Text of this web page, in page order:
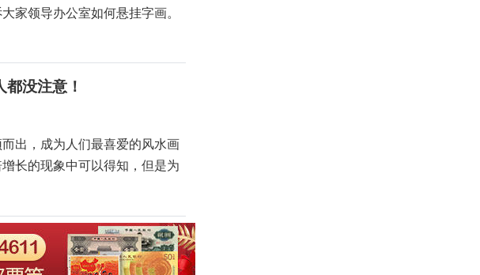
家领导办公室如何悬挂字画。
没注意！
出，成为人们最喜爱的风水画
长的现象中可以得知，但是为